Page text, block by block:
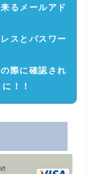
るメールアド
！
スとパスワー
！
際に確認され
！！